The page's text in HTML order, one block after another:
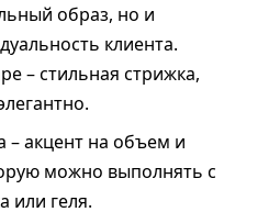
образ, но и
клиента.
– стильная стрижка,
– акцент на объем и
можно выполнять с
или геля.